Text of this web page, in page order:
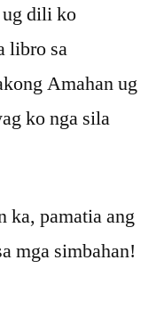
dili ko
libro sa
Amahan ug
ko nga sila
ka, pamatia ang
mga simbahan!